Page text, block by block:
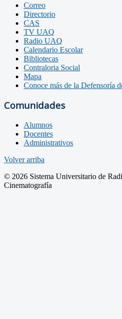
Correo
Directorio
CAS
TV UAQ
Radio UAQ
Calendario Escolar
Bibliotecas
Contraloria Social
Mapa
Conoce más de la Defensoría
Comunidades
Alumnos
Docentes
Administrativos
Volver arriba
© 2026 Sistema Universitario de
Cinematografía